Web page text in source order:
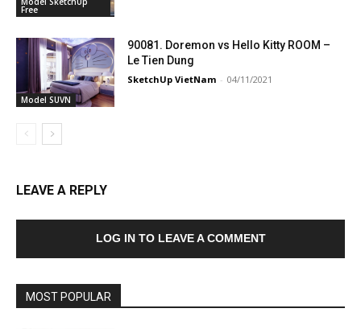
Free
Model SUVN
90081. Doremon vs Hello Kitty ROOM –
Le Tien Dung
SketchUp VietNam - 04/11/2021
LEAVE A REPLY
LOG IN TO LEAVE A COMMENT
MOST POPULAR